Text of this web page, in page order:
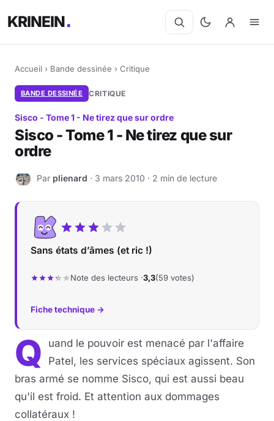
KRINEIN
Accueil › Bande dessinée › Critique
BANDE DESSINÉE CRITIQUE
Sisco - Tome 1 - Ne tirez que sur ordre
Sisco - Tome 1 - Ne tirez que sur
ordre
P Par plienard · 3 mars 2010 · 2 min de lecture
Sans états d’âmes (et ric !)
Note des lecteurs ·3,3(59 votes)
Fiche technique →
Q
uand le pouvoir est menacé par l'affaire
Patel, les services spéciaux agissent. Son
bras armé se nomme Sisco, qui est aussi beau
qu'il est froid. Et attention aux dommages
collatéraux !